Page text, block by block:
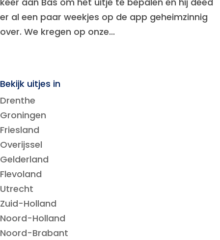
er al een paar weekjes op de app geheimzinnig
over. We kregen op onze...
Bekijk uitjes in
Drenthe
Groningen
Friesland
Overijssel
Gelderland
Flevoland
Utrecht
Zuid-Holland
Noord-Holland
Noord-Brabant